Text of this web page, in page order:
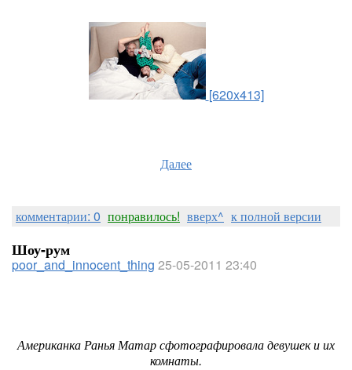
[620x413]
Далее
комментарии: 0 понравилось! вверх^ к полной версии
Шоу-рум
poor_and_innocent_thing 25-05-2011 23:40
Американка Ранья Матар сфотографировала девушек и их
комнаты.